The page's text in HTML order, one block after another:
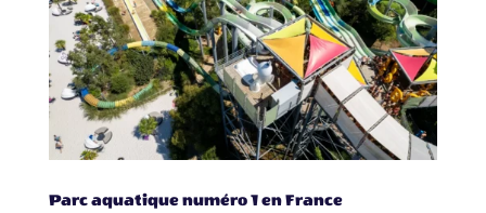
Parc aquatique numéro 1 en France